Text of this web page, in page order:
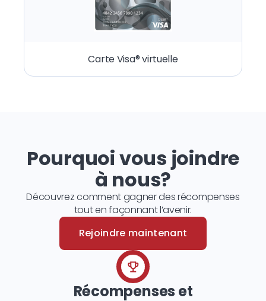
Carte Visa® virtuelle
Pourquoi vous joindre
à nous?
Découvrez comment gagner des récompenses
tout en façonnant l’avenir.
Rejoindre maintenant
Récompenses et